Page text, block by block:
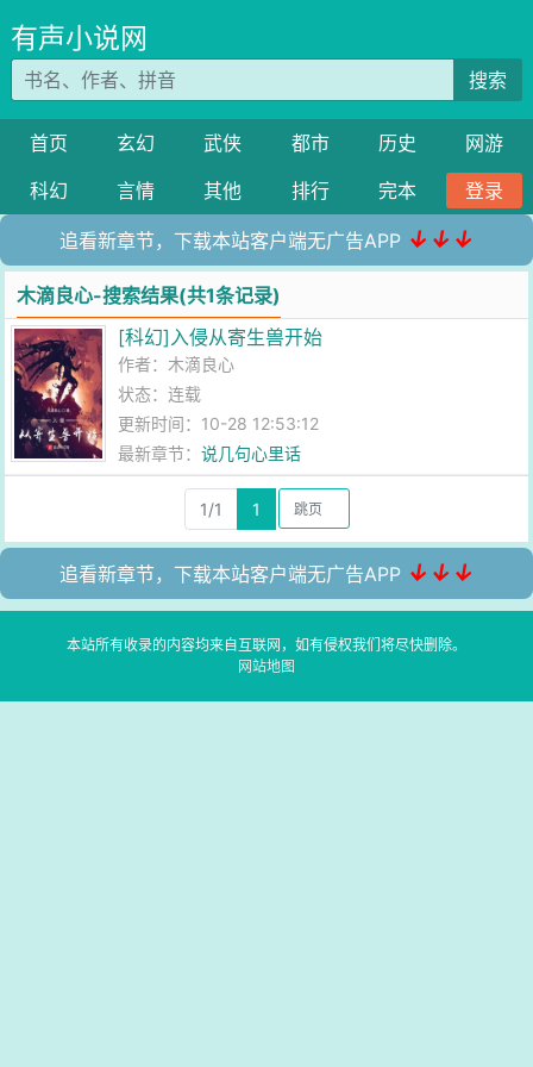
有声小说网
搜索
首页 玄幻 武侠 都市 历史
网游
科幻
言情 其他 排行 完本 登录
追看新章节，下载本站客户端无广告APP ↓↓↓
木滴良心-搜索结果(共1条记录)
[科幻]入侵从寄生兽开始
作者： 木滴良心
状态：连载
更新时间：10-28 12:53:12
最新章节：说几句心里话
1/1 1
追看新章节，下载本站客户端无广告APP ↓↓↓
本站所有收录的内容均来自互联网，如有侵权我们将尽快删除。
网站地图